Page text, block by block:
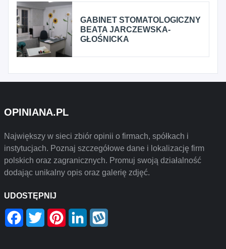
GABINET STOMATOLOGICZNY
BEATA JARCZEWSKA-
GŁOŚNICKA
OPINIANA.PL
Największy w sieci zbiór opinii o firmach, spółkach i
instytucjach. Poznaj szczegółowe dane i lokalizację firm
polskich oraz zagranicznych. Promuj swoją działalność
dodając unikalny opis oraz galerię zdjęć.
UDOSTĘPNIJ
Facebook
Twitter PinterestLinkedIn